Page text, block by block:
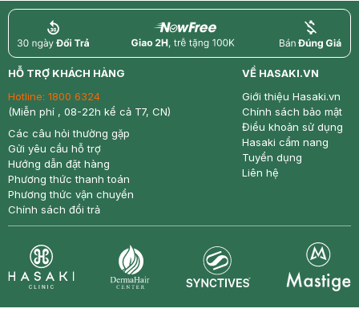
return nowfree price
HỖ TRỢ KHÁCH HÀNG
Hotline: 1800 6324
(Miễn phí , 08-22h kể cả T7, CN)
Các câu hỏi thường gặp
Gửi yêu cầu hỗ trợ
Hướng dẫn đặt hàng
Phương thức thanh toán
Phương thức vận chuyển
Chính sách đổi trả
VỀ HASAKI.VN
Giới thiệu Hasaki.vn
Chính sách bảo mật
Điều khoản sử dụng
Hasaki cẩm nang
Tuyển dụng
Liên hệ